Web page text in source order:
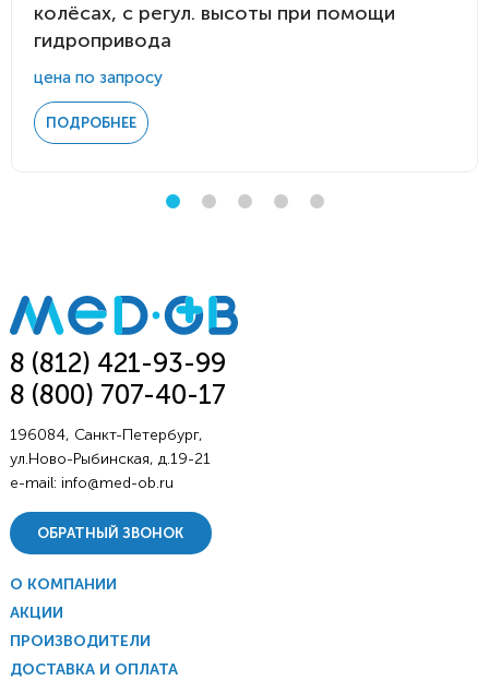
колёсах, с регул. высоты при помощи
гидропривода
цена по запросу
ПОДРОБНЕЕ
8 (812) 421-93-99
8 (800) 707-40-17
196084, Санкт-Петербург,
ул.Ново-Рыбинская, д.19-21
e-mail: info@med-ob.ru
ОБРАТНЫЙ ЗВОНОК
О КОМПАНИИ
АКЦИИ
ПРОИЗВОДИТЕЛИ
ДОСТАВКА И ОПЛАТА